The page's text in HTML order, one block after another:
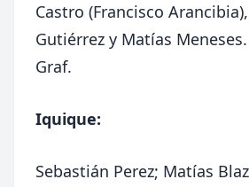
Castro (Francisco
Gutiérrez y Matías
Graf.
Iquique:
Sebastián Perez; Matías